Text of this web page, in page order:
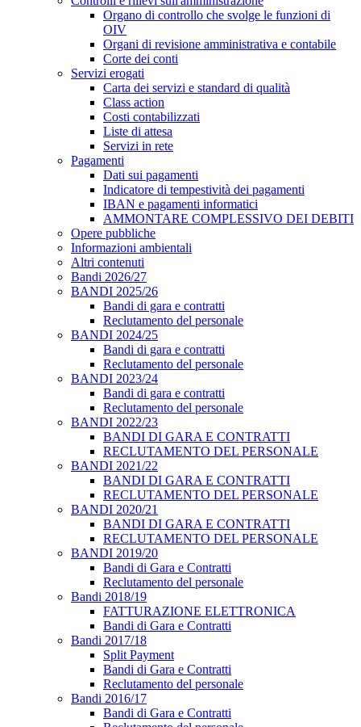
Organo di controllo che svolge le funzioni di
OIV
Organi di revisione amministrativa e contabile
Corte dei conti
Servizi erogati
Carta dei servizi e standard di qualità
Class action
Costi contabilizzati
Liste di attesa
Servizi in rete
Pagamenti
Dati sui pagamenti
Indicatore di tempestività dei pagamenti
IBAN e pagamenti informatici
AMMONTARE COMPLESSIVO DEI DEBITI
Opere pubbliche
Informazioni ambientali
Altri contenuti
Bandi 2026/27
BANDI 2025/26
Bandi di gara e contratti
Reclutamento del personale
BANDI 2024/25
Bandi di gara e contratti
Reclutamento del personale
BANDI 2023/24
Bandi di gara e contratti
Reclutamento del personale
BANDI 2022/23
BANDI DI GARA E CONTRATTI
RECLUTAMENTO DEL PERSONALE
BANDI 2021/22
BANDI DI GARA E CONTRATTI
RECLUTAMENTO DEL PERSONALE
BANDI 2020/21
BANDI DI GARA E CONTRATTI
RECLUTAMENTO DEL PERSONALE
BANDI 2019/20
Bandi di Gara e Contratti
Reclutamento del personale
Bandi 2018/19
FATTURAZIONE ELETTRONICA
Bandi di Gara e Contratti
Bandi 2017/18
Split Payment
Bandi di Gara e Contratti
Reclutamento del personale
Bandi 2016/17
Bandi di Gara e Contratti